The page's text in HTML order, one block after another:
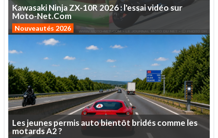
KawasakiNinjaZX-10R 2026:l'essaividéosur
Moto-Net.Com
Nouveautés 2026
Lesjeunespermisautobientôt bridéscommeles
motardsA2?